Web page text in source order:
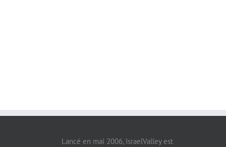
Lancé en mai 2006, IsraelValley est